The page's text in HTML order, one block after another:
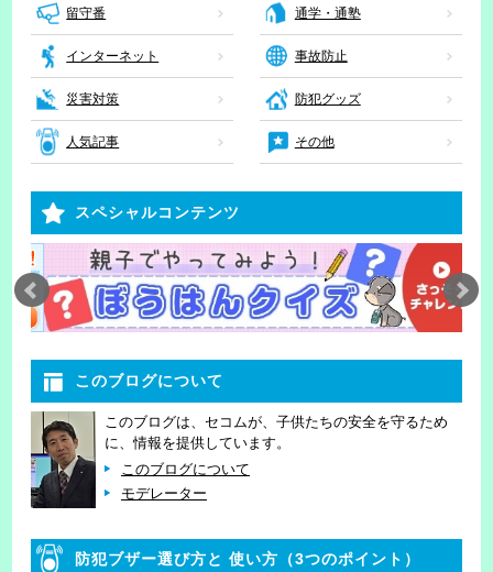
留守番 通学・通塾
インターネット 事故防止
災害対策 防犯グッズ
人気記事 その他
スペシャルコンテンツ
このブログについて
このブログは、セコムが、子供たちの安全を守るため
に、情報を提供しています。
このブログについて
モデレーター
防犯ブザー選び方と 使い方（3つのポイント）